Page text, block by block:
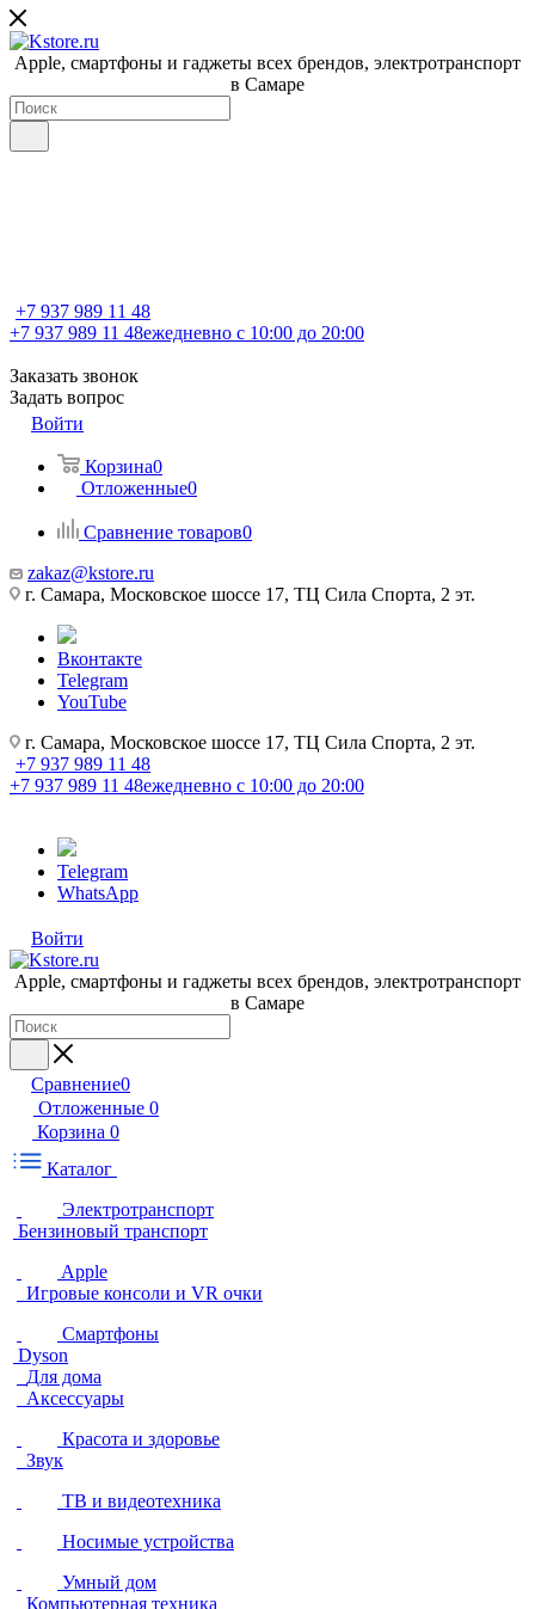
Apple, cмартфоны и гаджеты всех брендов, электротранспорт
в Самаре
+7 937 989 11 48
+7 937 989 11 48ежедневно с 10:00 до 20:00
Заказать звонок
Задать вопрос
Войти
Корзина0
Отложенные0
Сравнение товаров0
zakaz@kstore.ru
г. Самара, Московское шоссе 17, ТЦ Сила Спорта, 2 эт.
Вконтакте
Telegram
YouTube
г. Самара, Московское шоссе 17, ТЦ Сила Спорта, 2 эт.
+7 937 989 11 48
+7 937 989 11 48ежедневно с 10:00 до 20:00
Telegram
WhatsApp
Войти
Apple, cмартфоны и гаджеты всех брендов, электротранспорт
в Самаре
Сравнение0
Отложенные 0
Корзина 0
Каталог
Электротранспорт
Бензиновый транспорт
Apple
Игровые консоли и VR очки
Смартфоны
Dyson
Для дома
Аксессуары
Красота и здоровье
Звук
ТВ и видеотехника
Носимые устройства
Умный дом
Компьютерная техника